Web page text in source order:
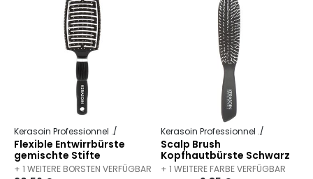
Kerasoin Professionnel Friseurbedarf Entwirrbürste
Flexible Entwirrbürste
gemischte Stifte
+ 1 WEITERE BORSTEN VERFÜGBAR
Kerasoin Professionnel
Scalp Brush
Kopfhautbürste Schwarz
+ 1 WEITERE FARBE VERFÜGBAR